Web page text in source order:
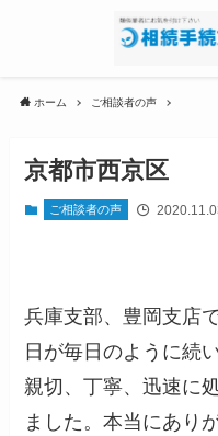
ホーム ご相談者の声
京都市西京区
ご相談者の声
兵庫支部、豊岡支店
日が毎日のように続
親切、丁寧、迅速に
ました。本当にあり